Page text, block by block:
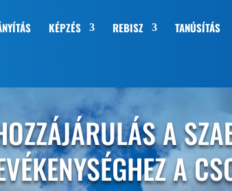
KÉPZÉS REBISZ TANÚSÍTÁS
A
A